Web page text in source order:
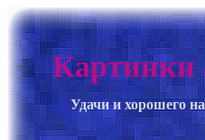
Картинки
Удачи и хорошего